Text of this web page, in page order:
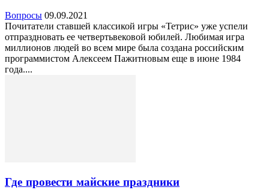
Вопросы 09.09.2021
Почитатели ставшей классикой игры «Тетрис» уже успели
отпраздновать ее четвертьвековой юбилей. Любимая игра
миллионов людей во всем мире была создана российским
программистом Алексеем Пажитновым еще в июне 1984
года....
Где провести майские праздники